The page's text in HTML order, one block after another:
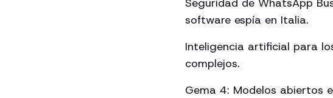
Seguridad de WhatsApp
software espía en Italia.
Inteligencia artificial para
complejos.
Gema 4: Modelos abiertos